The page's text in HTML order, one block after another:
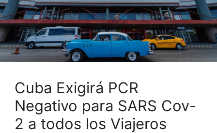
Cuba Exigirá PCR
Negativo para SARS Cov-
2 a todos los Viajeros